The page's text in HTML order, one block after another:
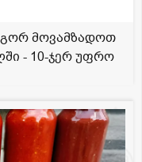
მოვამზადოთ
- 10-ჯერ უფრო